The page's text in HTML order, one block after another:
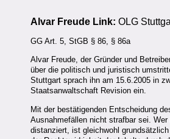
Alvar Freude Link: OLG
GG Art. 5, StGB § 86, § 86a
Alvar Freude, der Gründer und
über die politisch und juristisch
Stuttgart sprach ihn am 15.6.2005 in
Staatsanwaltschaft Revision ein.
Mit der bestätigenden Entscheidung
Ausnahmefällen nicht strafbar sei.
distanziert, ist gleichwohl